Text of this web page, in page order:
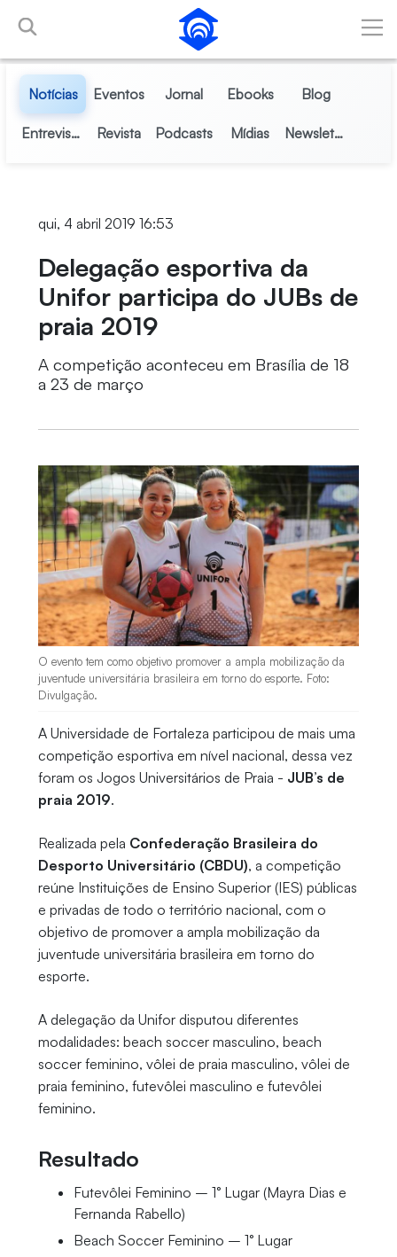
Pular para o Conteúdo principal
Notícias Eventos Jornal Ebooks Blog
Entrevistas Revista Podcasts Mídias Newsletter
qui, 4 abril 2019 16:53
Delegação esportiva da
Unifor participa do JUBs de
praia 2019
A competição aconteceu em Brasília de 18
a 23 de março
O evento tem como objetivo promover a ampla mobilização da
juventude universitária brasileira em torno do esporte. Foto:
Divulgação.
A Universidade de Fortaleza participou de mais uma
competição esportiva em nível nacional, dessa vez
foram os Jogos Universitários de Praia - JUB’s de
praia 2019.
Realizada pela Confederação Brasileira do
Desporto Universitário (CBDU), a competição
reúne Instituições de Ensino Superior (IES) públicas
e privadas de todo o território nacional, com o
objetivo de promover a ampla mobilização da
juventude universitária brasileira em torno do
esporte.
A delegação da Unifor disputou diferentes
modalidades: beach soccer masculino, beach
soccer feminino, vôlei de praia masculino, vôlei de
praia feminino, futevôlei masculino e futevôlei
feminino.
Resultado
Futevôlei Feminino – 1° Lugar (Mayra Dias e
Fernanda Rabello)
Beach Soccer Feminino – 1° Lugar